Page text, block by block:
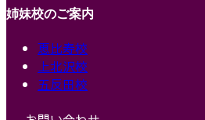
姉妹校のご案内
恵比寿校
上北沢校
五反田校